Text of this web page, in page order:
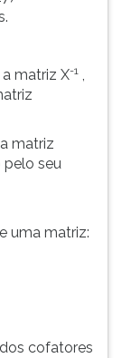
matriz X-1 ,
matriz
seu
uma matriz:
cofatores